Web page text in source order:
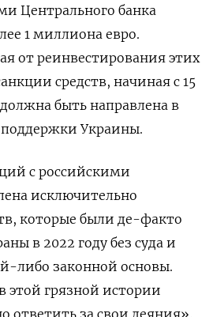
Центрального банка
1 миллиона ​евро.
от реинвестирования этих
средств, начиная с 15
быть направлена в
Украины.
с российскими
исключительно
которые были де-факто
в 2022 ​году без суда и
либо законной ‌основы.
грязной истории
ответить за свои деяния»,